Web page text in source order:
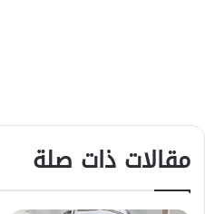
مقالات ذات صلة